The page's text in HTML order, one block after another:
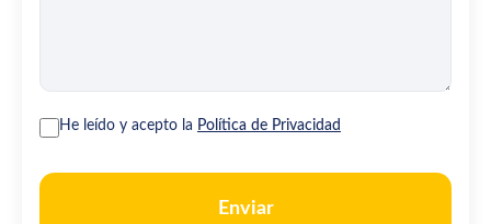
He leído y acepto la Política de Privacidad
Enviar